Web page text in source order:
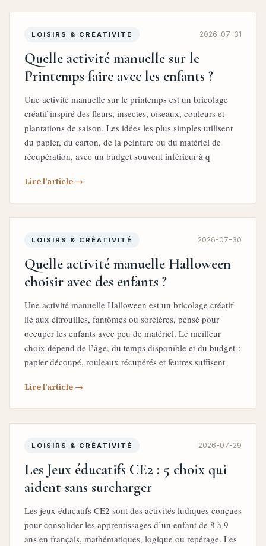
LOISIRS & CRÉATIVITÉ 2026-07-31
Quelle activité manuelle sur le
Printemps faire avec les enfants ?
Une activité manuelle sur le printemps est un bricolage
créatif inspiré des fleurs, insectes, oiseaux, couleurs et
plantations de saison. Les idées les plus simples utilisent
du papier, du carton, de la peinture ou du matériel de
récupération, avec un budget souvent inférieur à q
Lire l'article →
LOISIRS & CRÉATIVITÉ 2026-07-30
Quelle activité manuelle Halloween
choisir avec des enfants ?
Une activité manuelle Halloween est un bricolage créatif
lié aux citrouilles, fantômes ou sorcières, pensé pour
occuper les enfants avec peu de matériel. Le meilleur
choix dépend de l’âge, du temps disponible et du budget :
papier découpé, rouleaux récupérés et feutres suffisent
Lire l'article →
LOISIRS & CRÉATIVITÉ 2026-07-29
Les Jeux éducatifs CE2 : 5 choix qui
aident sans surcharger
Les jeux éducatifs CE2 sont des activités ludiques conçues
pour consolider les apprentissages d’un enfant de 8 à 9
ans en français, mathématiques, logique ou repérage. Les